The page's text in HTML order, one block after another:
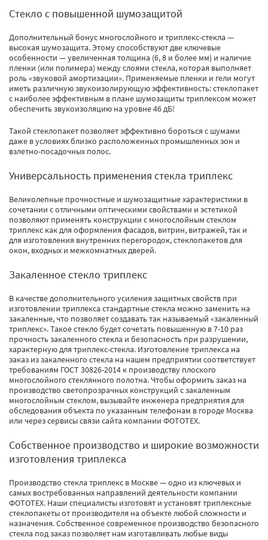
Cтекло с повышенной шумозащитой
Дополнительный бонус многослойного и триплекс-стекла —
высокая шумозащита. Этому способствуют две ключевые
особенности — увеличенная толщина (6, 8 и более мм) и наличие
пленки (или полимера) между слоями стекла, которая выполняет
роль «звуковой амортизации». Применяемые пленки и гели могут
иметь различную звукоизолирующую эффективность: стеклопакет
с наиболее эффективным в плане шумозащиты триплексом может
обеспечить звукоизоляцию на уровне 46 дБ!
Такой стеклопакет позволяет эффективно бороться с шумами
даже в условиях близко расположенных промышленных зон и
взлетно-посадочных полос.
Универсальность применения стекла триплекс
Великолепные прочностные и шумозащитные характеристики в
сочетании с отличными оптическими свойствами и эстетикой
позволяют применять конструкции с многослойным стеклом
триплекс как для оформления фасадов, витрин, витражей, так и
для изготовления внутренних перегородок, стеклопакетов для
окон, входных и межкомнатных дверей.
Закаленное стекло триплекс
В качестве дополнительного усиления защитных свойств при
изготовлении триплекса стандартные стекла можно заменить на
закаленные, что позволяет создавать так называемый «закаленный
триплекс». Такое стекло будет сочетать повышенную в 7-10 раз
прочность закаленного стекла и безопасность при разрушении,
характерную для триплекс-стекла. Изготовление триплекса на
заказ из закаленного стекла на нашем предприятии соответствует
требованиям ГОСТ 30826-2014 к производству плоского
многослойного стеклянного полотна. Чтобы оформить заказ на
производство светопрозрачных конструкций с закаленным
многослойным стеклом, вызывайте инженера предприятия для
обследования объекта по указанным телефонам в городе Москва
или через сервисы связи сайта компании ФОТОТЕХ.
Собственное производство и широкие возможности
изготовления триплекса
Производство стекла триплекс в Москве — одно из ключевых и
самых востребованных направлений деятельности компании
ФОТОТЕХ. Наши специалисты изготовят и установят триплексные
стеклопакеты от производителя на объекте любой сложности и
назначения. Собственное современное производство безопасного
стекла под заказ позволяет нам изготавливать любые виды